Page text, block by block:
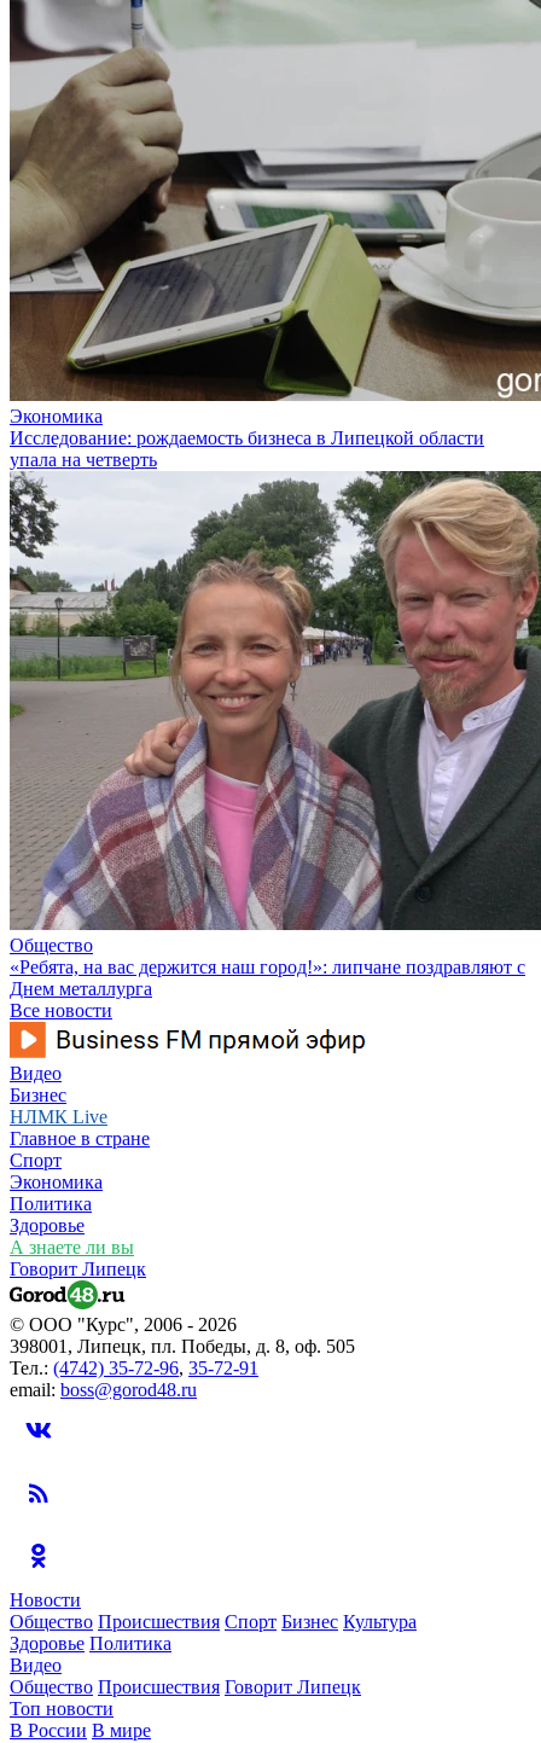
Экономика
Исследование: рождаемость бизнеса в Липецкой области
упала на четверть
Общество
«Ребята, на вас держится наш город!»: липчане поздравляют с
Днем металлурга
Все новости
Видео
Бизнес
НЛМК Live
Главное в стране
Спорт
Экономика
Политика
Здоровье
А знаете ли вы
Говорит Липецк
© ООО "Курс", 2006 - 2026
398001, Липецк, пл. Победы, д. 8, оф. 505
Тел.: (4742) 35-72-96, 35-72-91
email: boss@gorod48.ru
Новости
Общество Происшествия Спорт Бизнес Культура
Здоровье Политика
Видео
Общество Происшествия Говорит Липецк
Топ новости
В России В мире